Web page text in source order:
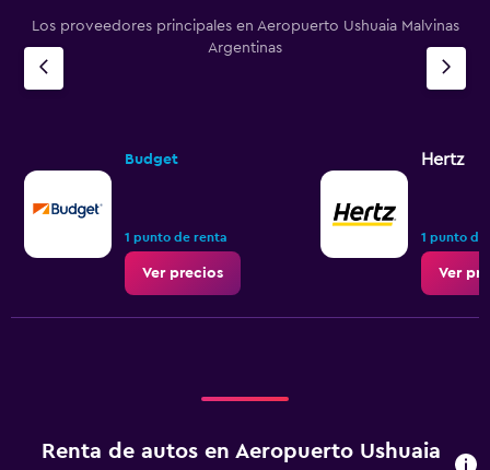
Los proveedores principales en Aeropuerto Ushuaia Malvinas
Argentinas
Budget
1 punto de renta
Ver precios
Hertz
1 punto
Ver
Renta de autos en Aeropuerto Ushuaia